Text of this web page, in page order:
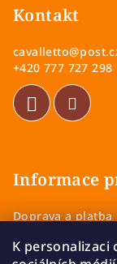
K personalizaci
Kontakt
cavalletto@
+420 777 727 298
Informace
Doprava a platba
Zásady ochrany